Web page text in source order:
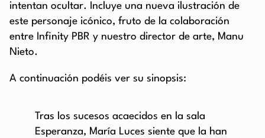
intentan ocultar. Incluye una nueva ilustración de
este personaje icónico, fruto de la colaboración
entre Infinity PBR y nuestro director de arte, Manu
Nieto.
A continuación podéis ver su sinopsis:
Tras los sucesos acaecidos en la sala
Esperanza, María Luces siente que la han